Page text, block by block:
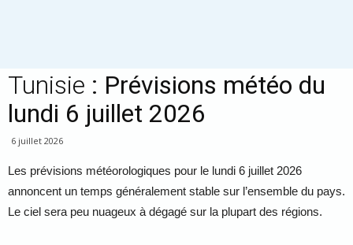
Tunisie : Prévisions météo du
lundi 6 juillet 2026
6 juillet 2026
Les prévisions météorologiques pour le lundi 6 juillet 2026
annoncent un temps généralement stable sur l’ensemble du pays.
Le ciel sera peu nuageux à dégagé sur la plupart des régions.